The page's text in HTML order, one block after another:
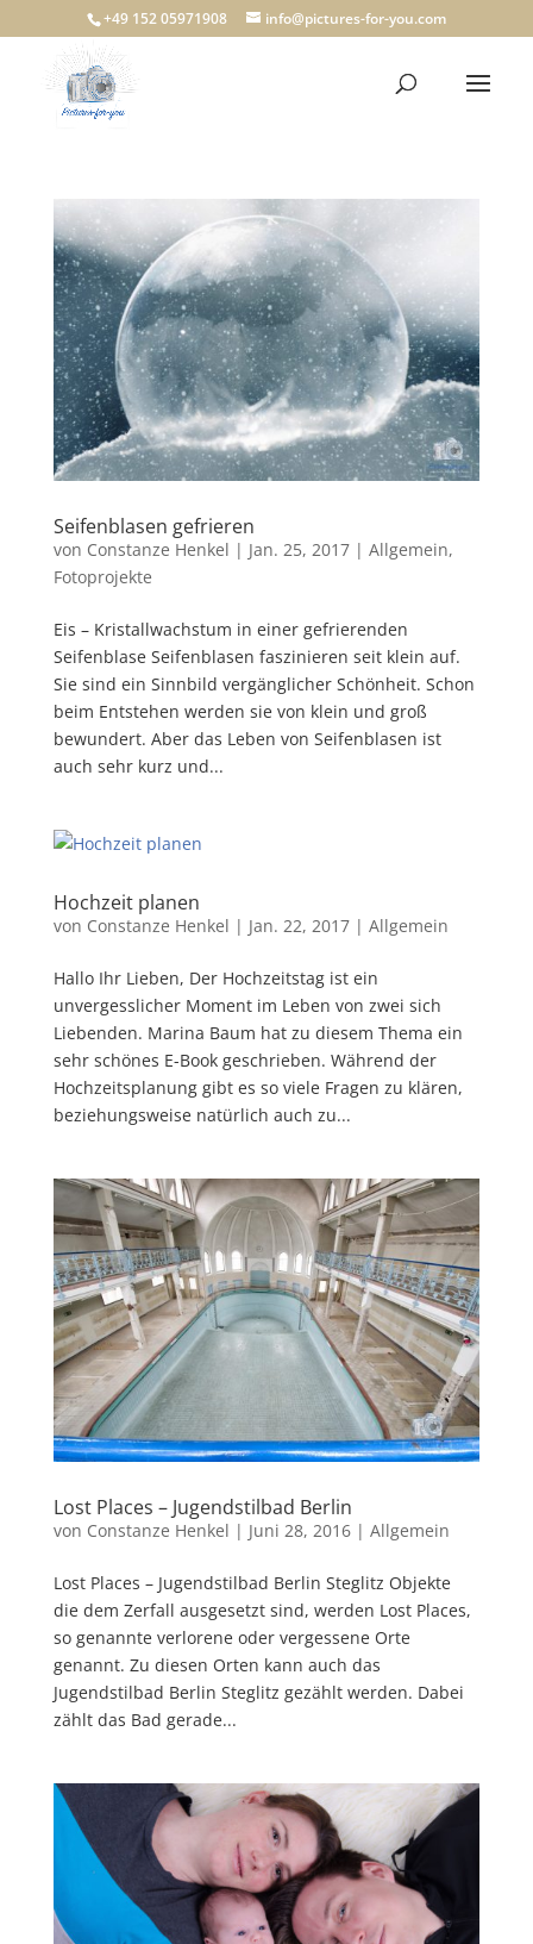
+49 152 05971908 info@pictures-for-you.com
Seifenblasen gefrieren
von Constanze Henkel | Jan. 25, 2017| Allgemein,
Fotoprojekte
Eis – Kristallwachstum in einer gefrierenden
Seifenblase Seifenblasen faszinieren seit klein auf.
Sie sind ein Sinnbild vergänglicher Schönheit. Schon
beim Entstehen werden sie von klein und groß
bewundert. Aber das Leben von Seifenblasen ist
auch sehr kurz und...
Hochzeit planen
von Constanze Henkel | Jan. 22, 2017| Allgemein
Hallo Ihr Lieben, Der Hochzeitstag ist ein
unvergesslicher Moment im Leben von zwei sich
Liebenden. Marina Baum hat zu diesem Thema ein
sehr schönes E-Book geschrieben. Während der
Hochzeitsplanung gibt es so viele Fragen zu klären,
beziehungsweise natürlich auch zu...
Lost Places – Jugendstilbad Berlin
von Constanze Henkel | Juni 28, 2016| Allgemein
Lost Places – Jugendstilbad Berlin Steglitz Objekte
die dem Zerfall ausgesetzt sind, werden Lost Places,
so genannte verlorene oder vergessene Orte
genannt. Zu diesen Orten kann auch das
Jugendstilbad Berlin Steglitz gezählt werden. Dabei
zählt das Bad gerade...